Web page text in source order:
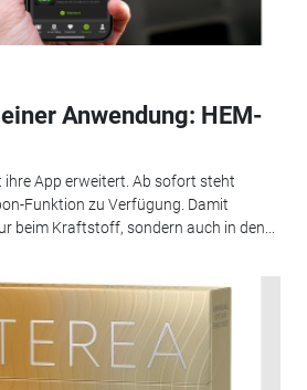
Anwendung: HEM-
ihre App erweitert. Ab sofort steht
Funktion zu Verfügung. Damit
beim Kraftstoff, sondern auch in den...